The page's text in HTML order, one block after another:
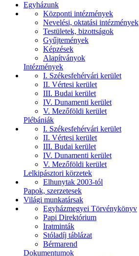
Egyházunk
Központi intézmények
Nevelési, oktatási intézmények
Testületek, bizottságok
Gyűjtemények
Képzések
Alapítványok
Intézmények
I. Székesfehérvári kerület
II. Vértesi kerület
III. Budai kerület
IV. Dunamenti kerület
V. Mezőföldi kerület
Plébániák
I. Székesfehérvári kerület
II. Vértesi kerület
III. Budai kerület
IV. Dunamenti kerület
V. Mezőföldi kerület
Lelkipásztori körzetek
Elhunytak 2003-tól
Papok, szerzetesek
Világi munkatársak
Egyházmegyei Törvénykönyv
Papi Direktórium
Iratminták
Stóladíj táblázat
Bérmarend
Dokumentumok